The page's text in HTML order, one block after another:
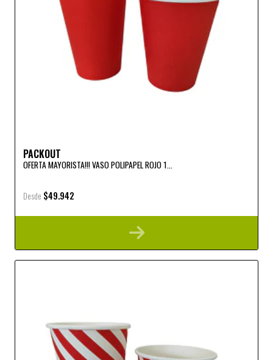
PACKOUT
OFERTA MAYORISTA!!! VASO POLIPAPEL ROJO 1...
Desde $49.942